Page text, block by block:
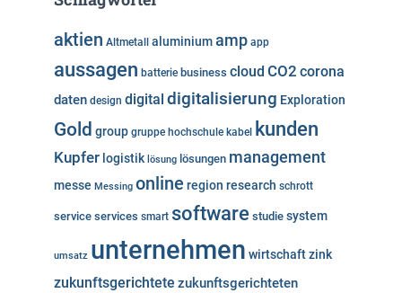
aktien Altmetall aluminiumamp app
aussagen batterie business cloud CO2 corona
daten design digital digitalisierung Exploration
Gold group gruppe hochschule kabel kunden
Kupfer logistik lösung lösungen management
messe Messing online region research schrott
service services smart software studie system
umsatz unternehmen wirtschaftzink
zukunftsgerichtete zukunftsgerichteten